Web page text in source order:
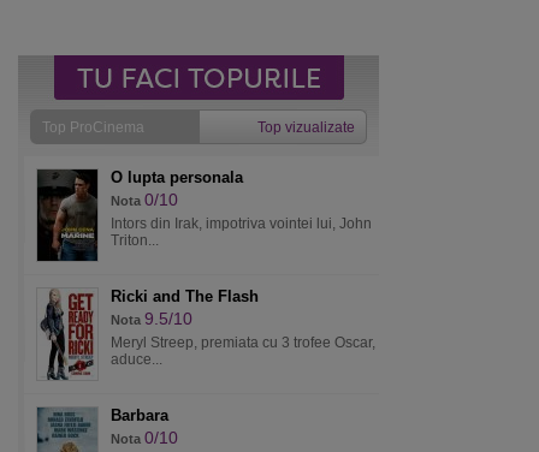
Top ProCinema Top vizualizate
O lupta personala
Nota 0/10
Intors din Irak, impotriva vointei lui, John
Triton...
Ricki and The Flash
Nota 9.5/10
Meryl Streep, premiata cu 3 trofee Oscar,
aduce...
Barbara
Nota 0/10